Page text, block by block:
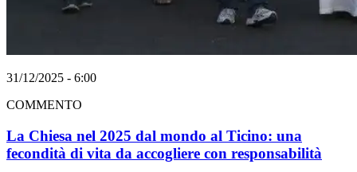
31/12/2025 - 6:00
COMMENTO
La Chiesa nel 2025 dal mondo al Ticino: una
fecondità di vita da accogliere con responsabilità